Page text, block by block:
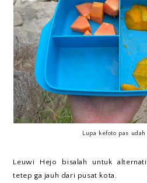
Lupa kefoto pas
Leuwi Hejo bisalah untuk
tetep ga jauh dari pusat kota.